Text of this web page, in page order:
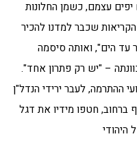
עצמם, כשמן החלונות
שכבר למדנו להכיר
עד הים", ואותה סיסמה
– "יש רק פתרון אחד".
ההתרמה, לעבר ירידי הנדל"ן
ברחוב, חטפו מידיו את דגל
היהודי